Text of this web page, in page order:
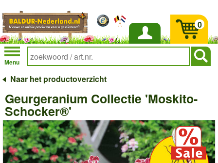
Inloggen
Menu
0
Naar het productoverzicht
Geurgeranium Collectie 'Moskito-
Schocker®'